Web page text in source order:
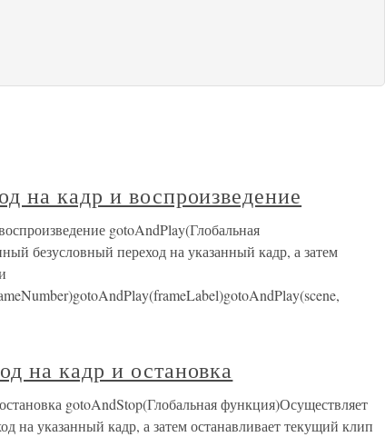
на кадр и воспроизведение
gotoAndPlay(Глобальная
безусловный переход на указанный кадр, а затем
на кадр и остановка
gotoAndStop(Глобальная функция)Осуществляет
на указанный кадр, а затем останавливает текущий клип